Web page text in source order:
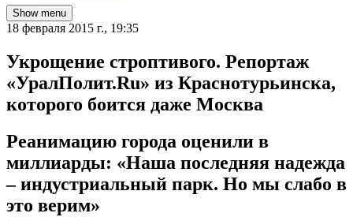
Show menu
18 февраля 2015 г., 19:35
Укрощение строптивого. Репортаж
«УралПолит.Ru» из Краснотурьинска,
которого боится даже Москва
Реанимацию города оценили в
миллиарды: «Наша последняя надежда
– индустриальный парк. Но мы слабо в
это верим»